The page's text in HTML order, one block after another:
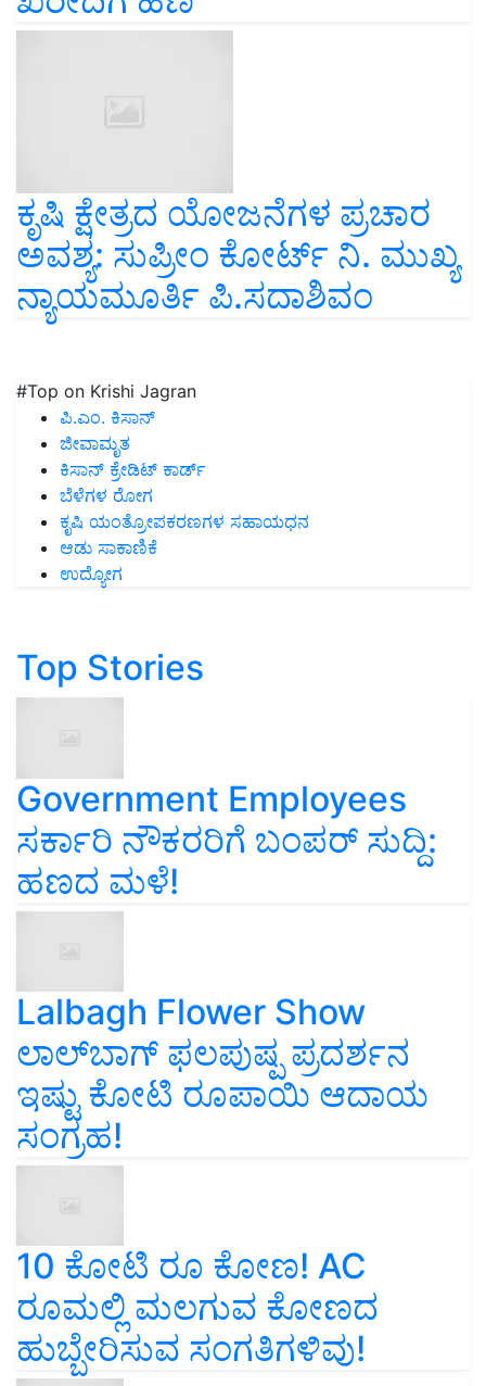
ಕೃಷಿ ಕ್ಷೇತ್ರದ ಯೋಜನೆಗಳ ಪ್ರಚಾರ
ಅವಶ್ಯ: ಸುಪ್ರೀಂ ಕೋರ್ಟ್‌ ನಿ. ಮುಖ್ಯ
ನ್ಯಾಯಮೂರ್ತಿ ಪಿ.ಸದಾಶಿವಂ
#Top on Krishi Jagran
ಪಿ.ಎಂ. ಕಿಸಾನ್
ಜೀವಾಮೃತ
ಕಿಸಾನ್ ಕ್ರೇಡಿಟ್ ಕಾರ್ಡ್
ಬೆಳೆಗಳ ರೋಗ
ಕೃಷಿ ಯಂತ್ರೋಪಕರಣಗಳ ಸಹಾಯಧನ
ಆಡು ಸಾಕಾಣಿಕೆ
ಉದ್ಯೋಗ
Top Stories
Government Employees
ಸರ್ಕಾರಿ ನೌಕರರಿಗೆ ಬಂಪರ್‌ ಸುದ್ದಿ:
ಹಣದ ಮಳೆ!
Lalbagh Flower Show
ಲಾಲ್‌ಬಾಗ್ ಫಲಪುಷ್ಪ ಪ್ರದರ್ಶನ
ಇಷ್ಟು ಕೋಟಿ ರೂಪಾಯಿ ಆದಾಯ
ಸಂಗ್ರಹ!
10 ಕೋಟಿ ರೂ ಕೋಣ! AC
ರೂಮಲ್ಲಿ ಮಲಗುವ ಕೋಣದ
ಹುಬ್ಬೇರಿಸುವ ಸಂಗತಿಗಳಿವು!